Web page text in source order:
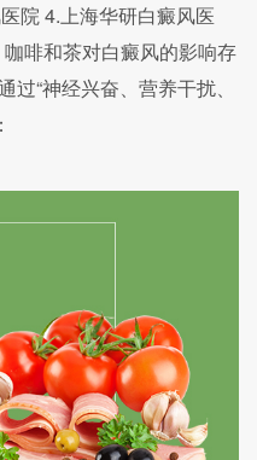
院 4.上海华研白癜风医
啡和茶对白癜风的影响存
过“神经兴奋、营养干扰、